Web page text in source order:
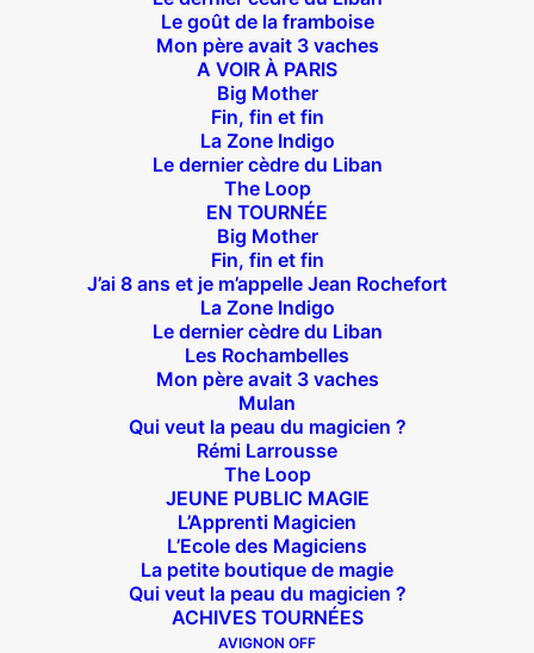
Le goût de la framboise
Mon père avait 3 vaches
A VOIR À PARIS
Big Mother
Fin, fin et fin
La Zone Indigo
Le dernier cèdre du Liban
The Loop
EN TOURNÉE
Big Mother
Fin, fin et fin
J’ai 8 ans et je m’appelle Jean Rochefort
La Zone Indigo
Le dernier cèdre du Liban
Les Rochambelles
Mon père avait 3 vaches
Mulan
Qui veut la peau du magicien ?
Rémi Larrousse
The Loop
JEUNE PUBLIC MAGIE
L’Apprenti Magicien
L’Ecole des Magiciens
La petite boutique de magie
Qui veut la peau du magicien ?
ACHIVES TOURNÉES
AVIGNON OFF
Théâtre des Béliers Parisiens
14 bis rue Sainte Isaure 75018 Paris
Joffrin / Simplon – Loc :01 42 62 35 00
À l’affiche
Big Mother
La Zone Indigo
Le goût de la framboise
Fin, fin et fin
The Loop
En tournée